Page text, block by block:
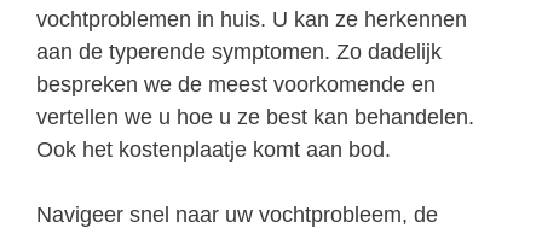
vochtproblemen in huis. U kan ze herkennen
aan de typerende symptomen. Zo dadelijk
bespreken we de meest voorkomende en
vertellen we u hoe u ze best kan behandelen.
Ook het kostenplaatje komt aan bod.
Navigeer snel naar uw vochtprobleem, de